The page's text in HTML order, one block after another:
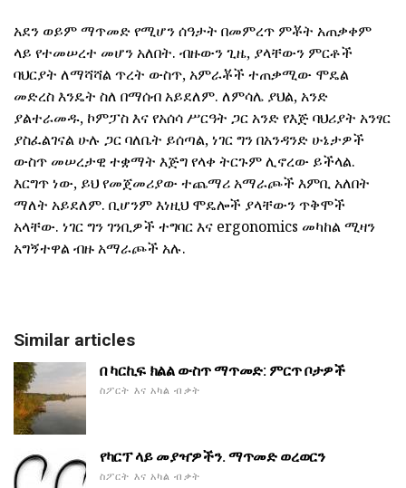
አደን ወይም ማጥመድ የሚሆን ሰዓታት በመምረጥ ምቾት አጠቃቀም
ላይ የተመሠረተ መሆን አለበት. ብዙውን ጊዜ, ያላቸውን ምርቶች
ባህርያት ለማሻሻል ጥረት ውስጥ, አምራቾች ተጠቃሚው ሞዴል
መድረስ እንዴት ስለ በማሰብ አይደለም. ለምሳሌ ያህል, አንድ
ያልተራመዱ, ኮምፓስ እና የአሰሳ ሥርዓት ጋር አንድ የእጅ ባህሪያት አንፃር
ያስፈልገናል ሁሉ ጋር ባለቤት ይሰጣል, ነገር ግን በአንዳንድ ሁኔታዎች
ውስጥ መሠረታዊ ተቋማት እጅግ የላቀ ትርጉም ሊኖረው ይችላል.
እርግጥ ነው, ይህ የመጀመሪያው ተጨማሪ አማራጮች እምቢ አለበት
ማለት አይደለም. ቢሆንም እነዚህ ሞዴሎች ያላቸውን ጥቅሞች
አላቸው. ነገር ግን ገንቢዎች ተግባር እና ergonomics መካከል ሚዛን
አግኝተዋል ብዙ አማራጮች አሉ.
Similar articles
በ ካርኪፍ ክልል ውስጥ ማጥመድ: ምርጥ ቦታዎች
ስፖርት እና አካል ብቃት
የካርፕ ላይ መያዣዎችን. ማጥመድ ወረወርን
ስፖርት እና አካል ብቃት